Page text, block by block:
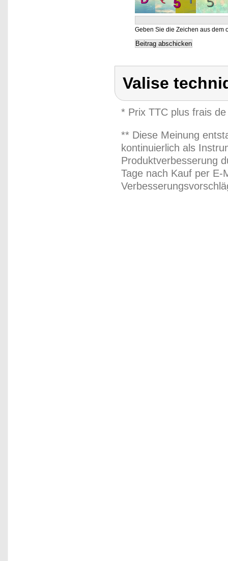
Geben Sie die Zeichen aus dem
Valise
* Prix TTC plus frais
** Diese Meinung
kontinuierlich als
Produktverbesserung
Tage nach Kauf per E-